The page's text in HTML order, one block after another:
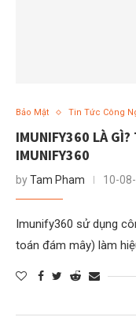
Bảo Mật Tin Tức Công
IMUNIFY360 LÀ GÌ?
IMUNIFY360
byTam Pham 10-
Imunify360 sử dụng
toán đám mây) làm